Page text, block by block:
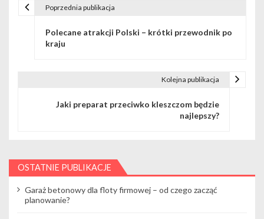
j
a
w
Poprzednia publikacja
Polecane atrakcji Polski – krótki przewodnik po
kraju
Kolejna publikacja
Jaki preparat przeciwko kleszczom będzie
najlepszy?
OSTATNIE PUBLIKACJE
Garaż betonowy dla floty firmowej – od czego zacząć
planowanie?